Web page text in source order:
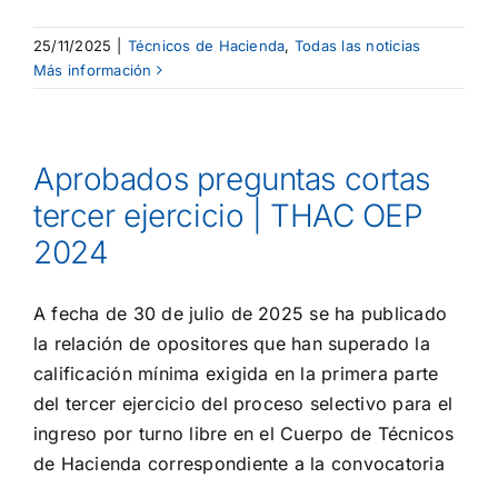
25/11/2025 Técnicos de Hacienda, Todas las noticias
Más información
Aprobados preguntas cortas
tercer ejercicio | THAC OEP
2024
A fecha de 30 de julio de 2025 se ha publicado
la relación de opositores que han superado la
calificación mínima exigida en la primera parte
del tercer ejercicio del proceso selectivo para el
ingreso por turno libre en el Cuerpo de Técnicos
de Hacienda correspondiente a la convocatoria